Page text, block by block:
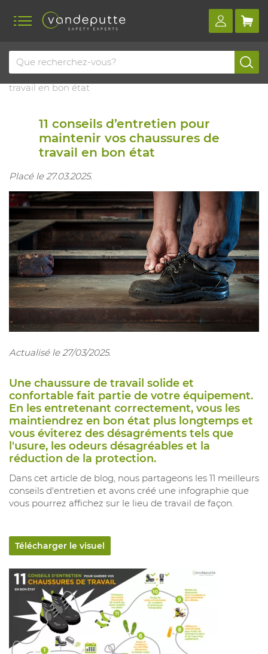
Home
Blog
11 conseils d’entretien pour maintenir vos chaussures de
travail en bon état
11 conseils d’entretien pour
maintenir vos chaussures de
travail en bon état
Placé le 27.03.2025.
Actualisé le 27/03/2025.
Une chaussure de travail solide et
confortable fait partie de votre équipement.
En les entretenant correctement, vous les
maintiendrez en bon état plus longtemps et
vous éviterez des désagréments tels que
l'usure, les odeurs désagréables et la
réduction de la protection.
Dans cet article de blog, nous partageons les 11 meilleurs
conseils d'entretien et avons créé une infographie que
vous pourrez affichez sur le lieu de travail de façon.
Télécharger le visuel